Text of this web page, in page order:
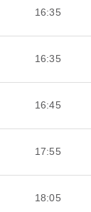
16:35
16:35
16:45
17:55
18:05